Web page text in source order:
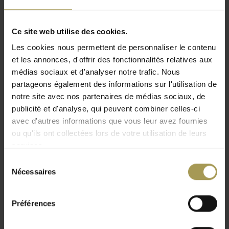
Ce site web utilise des cookies.
Les cookies nous permettent de personnaliser le contenu
et les annonces, d'offrir des fonctionnalités relatives aux
médias sociaux et d'analyser notre trafic. Nous
partageons également des informations sur l'utilisation de
notre site avec nos partenaires de médias sociaux, de
publicité et d'analyse, qui peuvent combiner celles-ci
avec d'autres informations que vous leur avez fournies
ou qu'ils ont collectées lors de votre utilisation de leurs
Nécessaires
Préférences
Matériaux: polypropylène, cadre en aluminium
Dimensions:107h x 52l x 53pcm
Assise:72 cm
Coloris:voir pièce jointe
Spécifications techniques: chaise visiteur
multifonctionnelle au design unique, assise et dossier en
plastique, disponible en monocolore ou bicolore, en
bicolore le devant de la coque est toujours blanc et le
avec cuir, simili cuir ou textile (en
2 ans de garantie
Lire plus